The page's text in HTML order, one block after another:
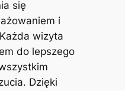
się
i
wizyta
do lepszego
Dzięki